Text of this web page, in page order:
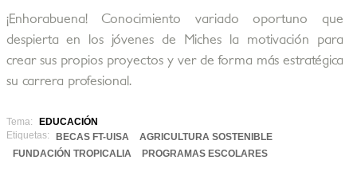
¡Enhorabuena! Conocimiento variado oportuno que
despierta en los jóvenes de Miches la motivación para
crear sus propios proyectos y ver de forma más estratégica
su carrera profesional.
Tema:
EDUCACIÓN
Etiquetas:
BECAS FT-UISA
AGRICULTURA SOSTENIBLE
FUNDACIÓN TROPICALIA
PROGRAMAS ESCOLARES